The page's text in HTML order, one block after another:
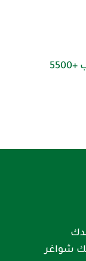
موظف/ة استقبال ونادل وباريستا براتب +5500
شواغر